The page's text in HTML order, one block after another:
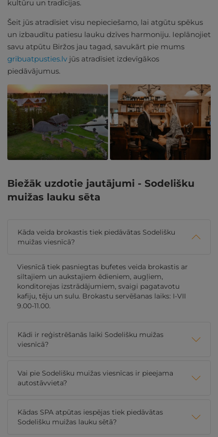
kultūru un tradīcijas.
Šeit jūs atradīsiet visu nepieciešamo, lai atgūtu spēkus
un izbaudītu patiesu lauku dzīves harmoniju. Ieplānojiet
savu atpūtu Biržos jau tagad, savukārt pie mums
gribuatpusties.lv jūs atradīsiet izdevīgākos
piedāvājumus.
Biežāk uzdotie jautājumi - Sodelišku
muižas lauku sēta
Kāda veida brokastis tiek piedāvātas Sodelišku
muižas viesnīcā?
Viesnīcā tiek pasniegtas bufetes veida brokastis ar
siltajiem un aukstajiem ēdieniem, augļiem,
konditorejas izstrādājumiem, svaigi pagatavotu
kafiju, tēju un sulu. Brokastu servēšanas laiks: I-VII
9.00-11.00.
Kādi ir reģistrēšanās laiki Sodelišku muižas
viesnīcā?
Vai pie Sodelišku muižas viesnīcas ir pieejama
autostāvvieta?
Kādas SPA atpūtas iespējas tiek piedāvātas
Sodelišku muižas lauku sētā?